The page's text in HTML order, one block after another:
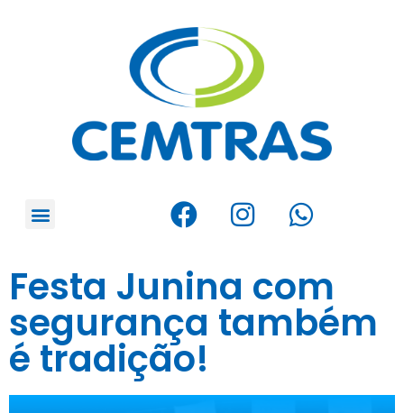
Festa Junina com
segurança também
é tradição!